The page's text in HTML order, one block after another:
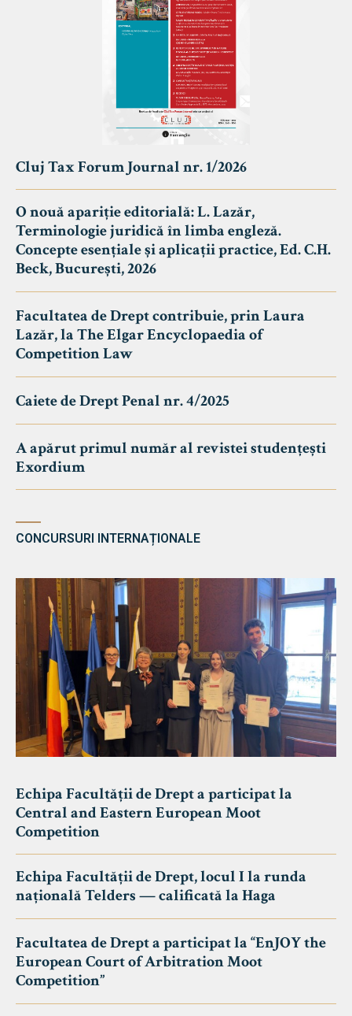
Cluj Tax Forum Journal nr. 1/2026
O nouă apariție editorială: L. Lazăr,
Terminologie juridică în limba engleză.
Concepte esențiale și aplicații practice, Ed. C.H.
Beck, București, 2026
Facultatea de Drept contribuie, prin Laura
Lazăr, la The Elgar Encyclopaedia of
Competition Law
Caiete de Drept Penal nr. 4/2025
A apărut primul număr al revistei studențești
Exordium
CONCURSURI INTERNAȚIONALE
Echipa Facultății de Drept a participat la
Central and Eastern European Moot
Competition
Echipa Facultății de Drept, locul I la runda
națională Telders — calificată la Haga
Facultatea de Drept a participat la “EnJOY the
European Court of Arbitration Moot
Competition”